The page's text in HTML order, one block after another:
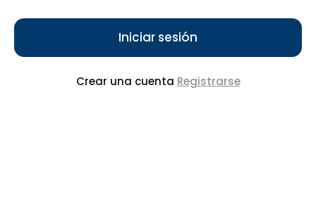
Iniciar sesión
Crear una cuenta Registrarse